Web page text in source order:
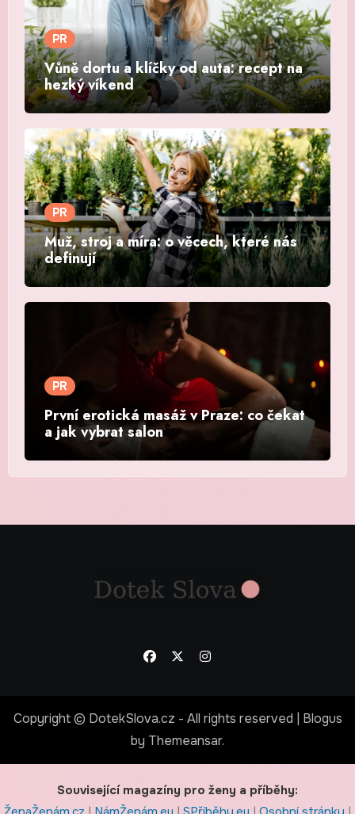
PR
Vůně dortu a klíčky od auta: recept na
hezký víkend
PR
Muž, stroj a míra: o věcech, které nás
definují
PR
První erotická masáž v Praze: co čekat
a jak vybrat salon
Copyright © DotekSlova.cz - All rights reserved
Blogus
by Themeansar.
Související magazíny pro ženy a příběhy: